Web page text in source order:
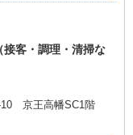
客・調理・清掃な
10 京王高幡SC1階